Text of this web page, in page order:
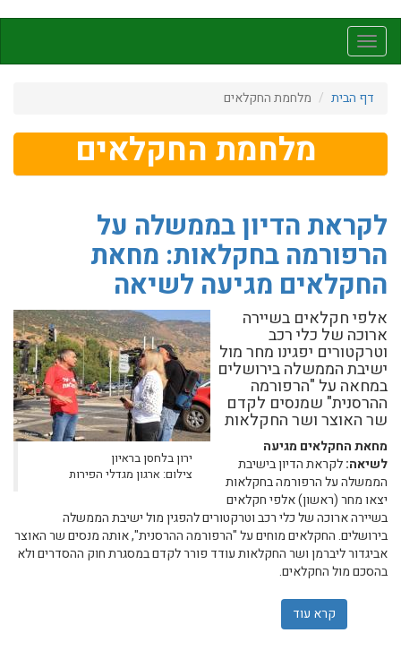
לתוכן
העיקריToggle
navigation
דף הבית
מלחמת החקלאים
מלחמת החקלאים
לקראת הדיון בממשלה על
הרפורמה בחקלאות: מחאת
החקלאים מגיעה לשיאה
ירון בלחסן בראיון
צילום: ארגון מגדלי הפירות
אלפי חקלאים בשיירה
ארוכה של כלי רכב
וטרקטורים יפגינו מחר מול
ישיבת הממשלה בירושלים
במחאה על "הרפורמה
ההרסנית" שמנסים לקדם
שר האוצר ושר החקלאות
מחאת החקלאים מגיעה
לשיאה:לקראת הדיון בישיבת
הממשלה על הרפורמה בחקלאות
יצאו מחר (ראשון) אלפי חקלאים
בשיירה ארוכה של כלי רכב וטרקטורים להפגין מול ישיבת הממשלה
בירושלים. החקלאים מוחים על "הרפורמה ההרסנית", אותה מנסים שר האוצר
אביגדור ליברמן ושר החקלאות עודד פורר לקדם במסגרת חוק ההסדרים ולא
בהסכם מול החקלאים.
קרא עוד